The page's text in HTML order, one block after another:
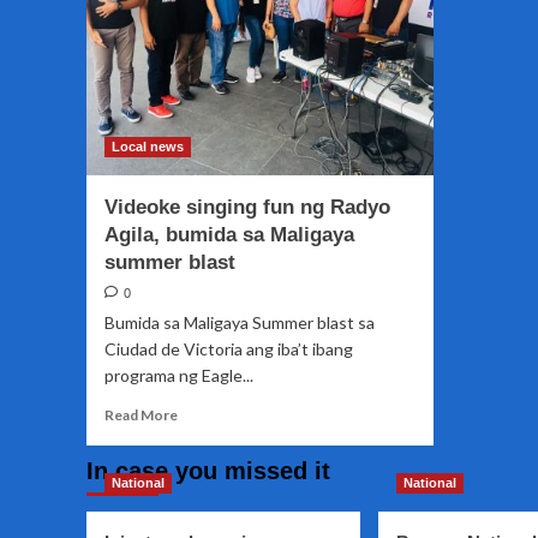
Local news
Videoke singing fun ng Radyo
Agila, bumida sa Maligaya
summer blast
0
Bumida sa Maligaya Summer blast sa
Ciudad de Victoria ang iba’t ibang
programa ng Eagle...
Read MoreRead
Videoke
In case you missed it
National National